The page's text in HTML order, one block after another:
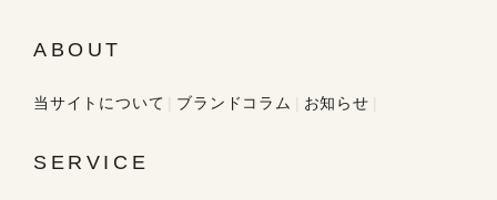
ABOUT
当サイトについて ブランドコラム お知らせ
SERVICE